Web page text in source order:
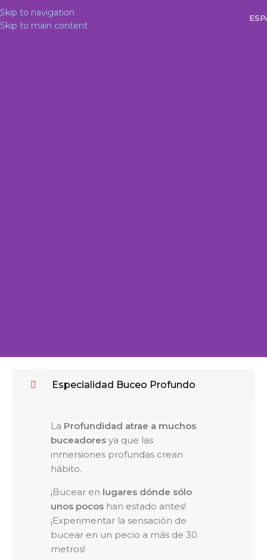
Skip to navigation
Skip to main content
Especialidad
Buceo
Profundo
300€ por persona | Duración 1 día y medio
RESERVAR AHORA
Especialidad Buceo Profundo
La Profundidad atrae a muchos
buceadores ya que las
inmersiones profundas crean
hábito.
¡Bucear en lugares dónde sólo
unos pocos han estado antes!
¡Experimentar la sensación de
bucear en un pecio a más de 30
metros!